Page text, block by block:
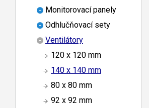
Monitorovací panely
Odhlučňovací sety
Ventilátory
120 x 120 mm
140 x 140 mm
80 x 80 mm
92 x 92 mm